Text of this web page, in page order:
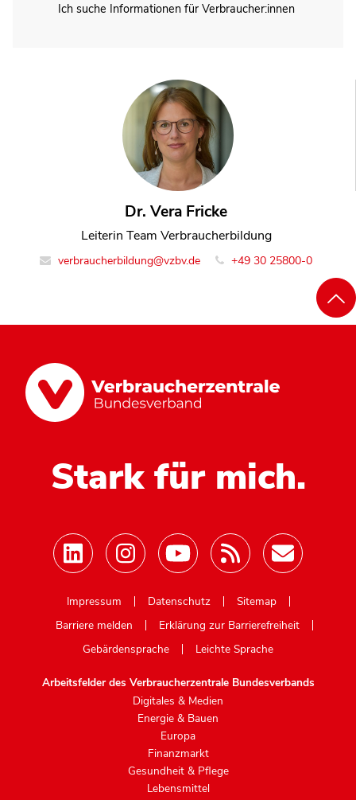
Ich suche Informationen für Verbraucher:innen
Dr. Vera Fricke
Leiterin Team Verbraucherbildung
verbraucherbildung@vzbv.de +49 30 25800-0
Stark für mich.
Impressum
Datenschutz
Sitemap
Barriere melden
Erklärung zur Barrierefreiheit
Gebärdensprache
Leichte Sprache
Arbeitsfelder des Verbraucherzentrale Bundesverbands
Digitales & Medien
Energie & Bauen
Europa
Finanzmarkt
Gesundheit & Pflege
Lebensmittel